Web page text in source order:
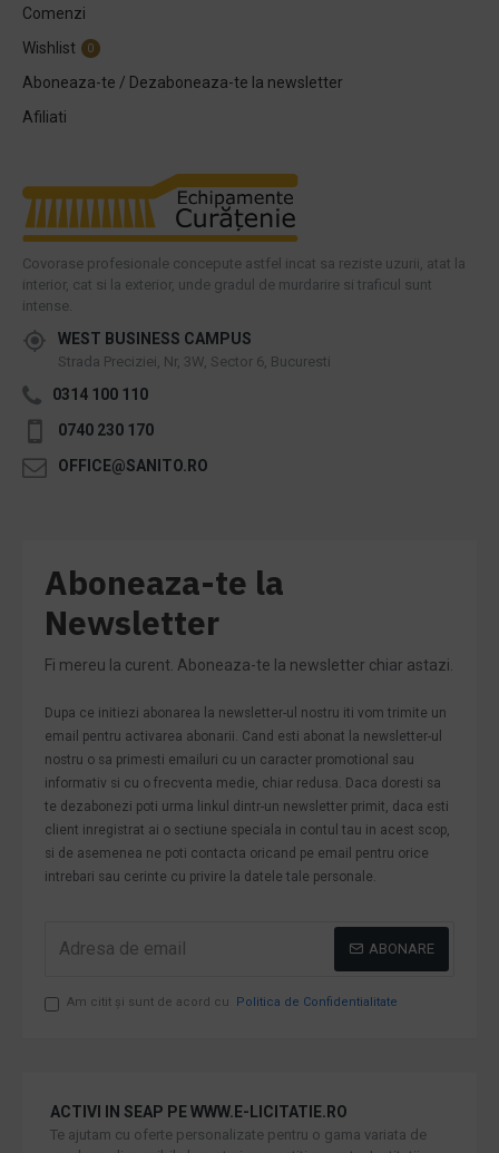
Comenzi
Wishlist
0
Aboneaza-te / Dezaboneaza-te la newsletter
Afiliati
Covorase profesionale concepute astfel incat sa reziste uzurii, atat la
interior, cat si la exterior, unde gradul de murdarire si traficul sunt
intense.
WEST BUSINESS CAMPUS
Strada Preciziei, Nr, 3W, Sector 6, Bucuresti
0314 100 110
0740 230 170
OFFICE@SANITO.RO
Aboneaza-te la
Newsletter
Fi mereu la curent. Aboneaza-te la newsletter chiar astazi.
Dupa ce initiezi abonarea la newsletter-ul nostru iti vom trimite un
email pentru activarea abonarii. Cand esti abonat la newsletter-ul
nostru o sa primesti emailuri cu un caracter promotional sau
informativ si cu o frecventa medie, chiar redusa. Daca doresti sa
te dezabonezi poti urma linkul dintr-un newsletter primit, daca esti
client inregistrat ai o sectiune speciala in contul tau in acest scop,
si de asemenea ne poti contacta oricand pe email pentru orice
intrebari sau cerinte cu privire la datele tale personale.
ABONARE
Am citit şi sunt de acord cu Politica de Confidentialitate
ACTIVI IN SEAP PE WWW.E-LICITATIE.RO
Te ajutam cu oferte personalizate pentru o gama variata de